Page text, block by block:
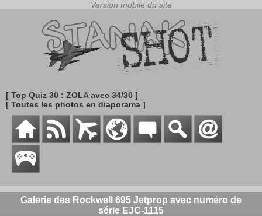
[ Top Quiz 30 : ZOLA avec 34/30 ]
[ Toutes les photos en diaporama ]
Galerie des Rockwell 695 Jetprop avec numéro de
série EJC-1115